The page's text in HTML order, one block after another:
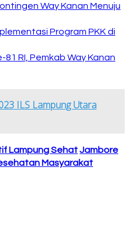
Way Kanan Menuju
Program PKK di
RI, Pemkab Way Kanan
ILS Lampung Utara
Lampung SehatJambore
Masyarakat